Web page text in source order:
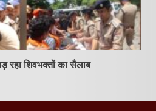
रहा शिवभक्तों का सैलाब